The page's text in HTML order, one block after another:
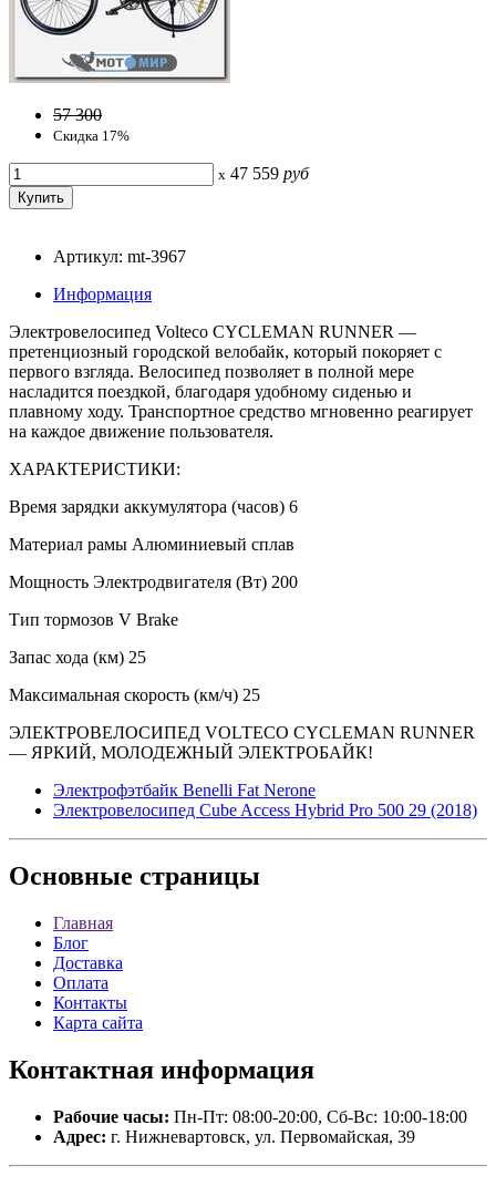
57 300
Скидка 17%
x 47 559 руб
Артикул: mt-3967
Информация
Электровелосипед Volteco CYCLEMAN RUNNER —
претенциозный городской велобайк, который покоряет с
первого взгляда. Велосипед позволяет в полной мере
насладится поездкой, благодаря удобному сиденью и
плавному ходу. Транспортное средство мгновенно реагирует
на каждое движение пользователя.
ХАРАКТЕРИСТИКИ:
Время зарядки аккумулятора (часов) 6
Материал рамы Алюминиевый сплав
Мощность Электродвигателя (Вт) 200
Тип тормозов V Brake
Запас хода (км) 25
Максимальная скорость (км/ч) 25
ЭЛЕКТРОВЕЛОСИПЕД VOLTECO CYCLEMAN RUNNER
— ЯРКИЙ, МОЛОДЕЖНЫЙ ЭЛЕКТРОБАЙК!
Электрофэтбайк Benelli Fat Nerone
Электровелосипед Cube Access Hybrid Pro 500 29 (2018)
Основные страницы
Главная
Блог
Доставка
Оплата
Контакты
Карта сайта
Контактная информация
Рабочие часы: Пн-Пт: 08:00-20:00, Сб-Вс: 10:00-18:00
Адрес: г. Нижневартовск, ул. Первомайская, 39